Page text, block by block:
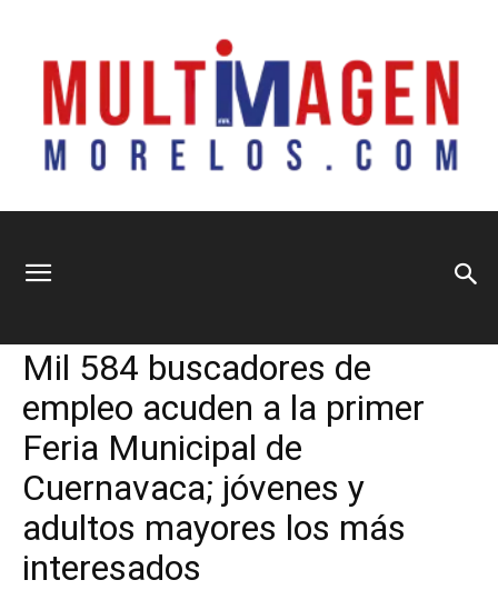
Morelos
Mil 584 buscadores de
empleo acuden a la primer
Feria Municipal de
Cuernavaca; jóvenes y
adultos mayores los más
interesados